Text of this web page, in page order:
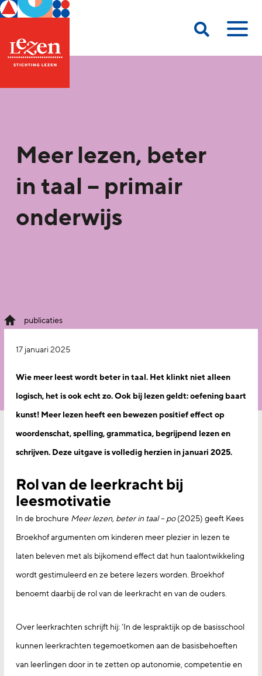
Meer lezen, beter
in taal – primair
onderwijs
publicaties
17 januari 2025
Wie meer leest wordt beter in taal. Het klinkt niet alleen
logisch, het is ook echt zo. Ook bij lezen geldt: oefening baart
kunst! Meer lezen heeft een bewezen positief effect op
woordenschat, spelling, grammatica, begrijpend lezen en
schrijven. Deze uitgave is volledig herzien in januari 2025.
Rol van de leerkracht bij
leesmotivatie
In de brochure Meer lezen, beter in taal – po(2025) geeft Kees
Broekhof argumenten om kinderen meer plezier in lezen te
laten beleven met als bijkomend effect dat hun taalontwikkeling
wordt gestimuleerd en ze betere lezers worden. Broekhof
benoemt daarbij de rol van de leerkracht en van de ouders.
Over leerkrachten schrijft hij: ‘In de lespraktijk op de basisschool
kunnen leerkrachten tegemoetkomen aan de basisbehoeften
van leerlingen door in te zetten op autonomie, competentie en